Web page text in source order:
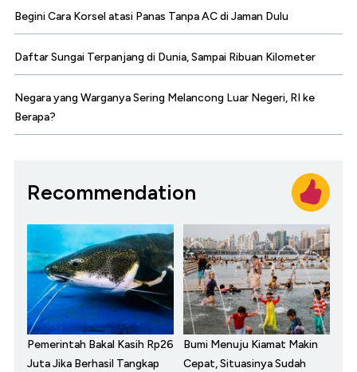
Begini Cara Korsel atasi Panas Tanpa AC di Jaman Dulu
Daftar Sungai Terpanjang di Dunia, Sampai Ribuan Kilometer
Negara yang Warganya Sering Melancong Luar Negeri, RI ke
Berapa?
Recommendation
Pemerintah Bakal Kasih Rp26
Juta Jika Berhasil Tangkap
Bumi Menuju Kiamat Makin
Cepat, Situasinya Sudah